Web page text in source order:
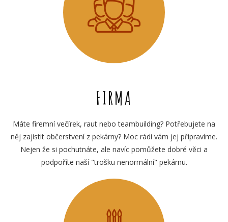
FIRMA
Máte firemní večírek, raut nebo teambuilding? Potřebujete na
něj zajistit občerstvení z pekárny? Moc rádi vám jej připravíme.
Nejen že si pochutnáte, ale navíc pomůžete dobré věci a
podpoříte naší "trošku nenormální" pekárnu.